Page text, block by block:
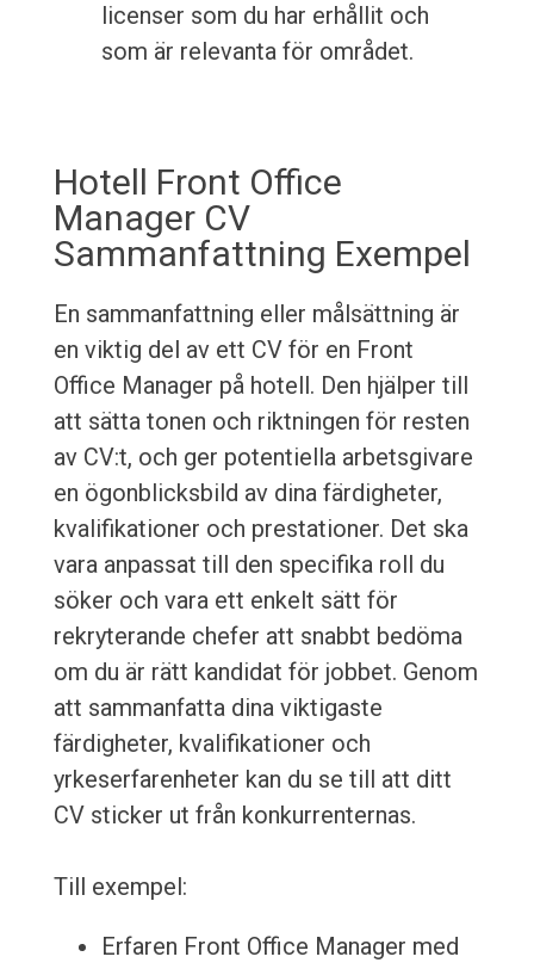
licenser som du har erhållit och
som är relevanta för området.
Hotell Front Office
Manager CV
Sammanfattning Exempel
En sammanfattning eller målsättning är
en viktig del av ett CV för en Front
Office Manager på hotell. Den hjälper till
att sätta tonen och riktningen för resten
av CV:t, och ger potentiella arbetsgivare
en ögonblicksbild av dina färdigheter,
kvalifikationer och prestationer. Det ska
vara anpassat till den specifika roll du
söker och vara ett enkelt sätt för
rekryterande chefer att snabbt bedöma
om du är rätt kandidat för jobbet. Genom
att sammanfatta dina viktigaste
färdigheter, kvalifikationer och
yrkeserfarenheter kan du se till att ditt
CV sticker ut från konkurrenternas.
Till exempel:
Erfaren Front Office Manager med